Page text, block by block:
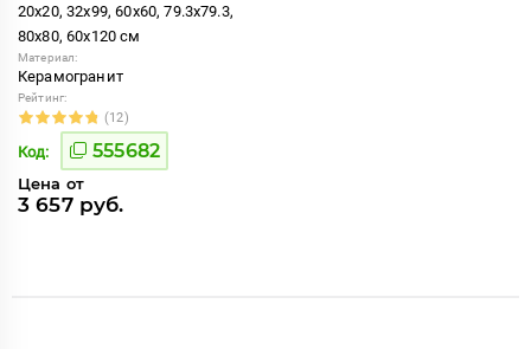
20x20, 32x99, 60x60, 79.3x79.3,
80x80, 60x120 см
Материал:
Керамогранит
Рейтинг:
(12)
Код: 555682
Цена от
3 657 руб.